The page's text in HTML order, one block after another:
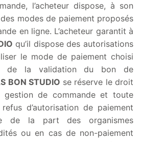
l’acheteur dispose, à son
modes de paiement proposés
en ligne. L’acheteur garantit à
qu’il dispose des autorisations
le mode de paiement choisi
de la validation du bon de
BON STUDIO se réserve le droit
gestion de commande et toute
d’autorisation de paiement
de la part des organismes
ou en cas de non-paiement